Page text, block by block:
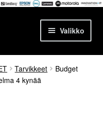
Valikko
Tarvikkeet
Budget
4 kynää